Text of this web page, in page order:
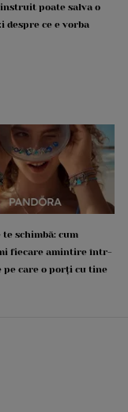
poate salva o
despre ce e vorba
te schimbă: cum
fiecare amintire într-
pe care o porți cu tine